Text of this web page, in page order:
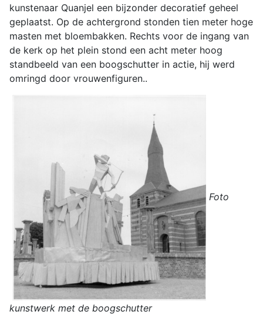
kunstenaar Quanjel een bijzonder decoratief geheel
geplaatst. Op de achtergrond stonden tien meter hoge
masten met bloembakken. Rechts voor de ingang van
de kerk op het plein stond een acht meter hoog
standbeeld van een boogschutter in actie, hij werd
omringd door vrouwenfiguren..
Foto
kunstwerk met de boogschutter